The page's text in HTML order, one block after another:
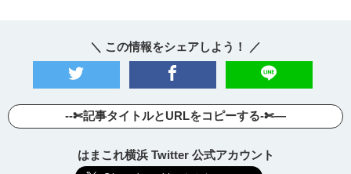
＼ この情報をシェアしよう！ ／
--✄記事タイトルとURLをコピーする-✄—
はまこれ横浜 Twitter 公式アカウント